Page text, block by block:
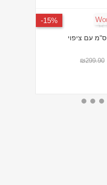
15%-
מחבת 20 ס"מ עם ציפוי
₪299.90